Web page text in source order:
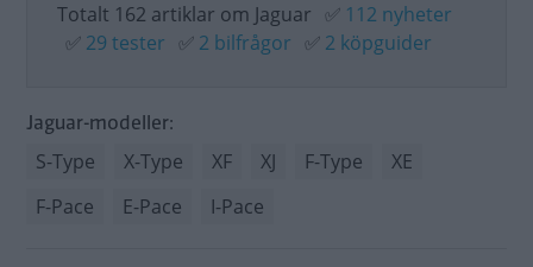
Totalt 162 artiklar om Jaguar ✅ 112 nyheter
✅ 29 tester ✅ 2 bilfrågor ✅ 2 köpguider
Jaguar-modeller:
S-Type X-Type XF XJ F-Type
XE
F-Pace
E-Pace I-Pace